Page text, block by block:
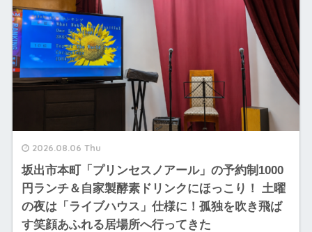
2026.08.06 Thu
坂出市本町「プリンセスノアール」の予約制1000
円ランチ＆自家製酵素ドリンクにほっこり！ 土曜
の夜は「ライブハウス」仕様に！孤独を吹き飛ば
す笑顔あふれる居場所へ行ってきた